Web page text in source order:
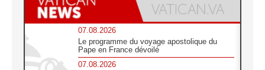
07.08.2026
Le programme du voyage apostolique du
Pape en France dévoilé
07.08.2026